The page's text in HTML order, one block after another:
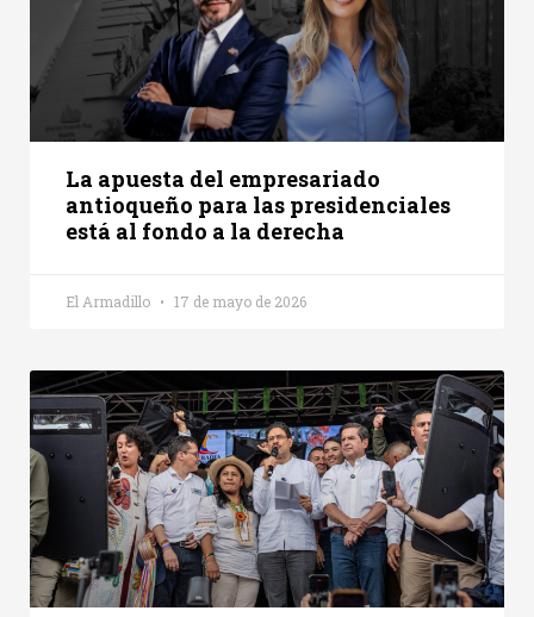
La apuesta del empresariado
antioqueño para las presidenciales
está al fondo a la derecha
El Armadillo 17 de mayo de 2026